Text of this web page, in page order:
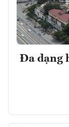
Đa dạng